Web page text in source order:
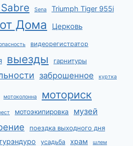
Sena Triumph Tiger 955i
Дома Церковь
видеорегистратор
выезды гарнитуры
заброшенное куртка
мотоколонна моториск
мотоэкипировка музей
поездка выходного дня
усадьба храм шлем